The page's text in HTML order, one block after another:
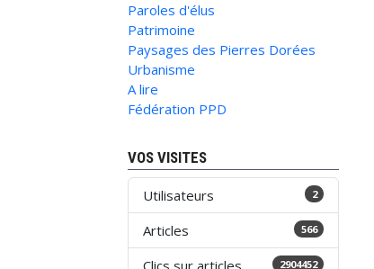
Paroles d'élus
Patrimoine
Paysages des Pierres Dorées
Urbanisme
A lire
Fédération PPD
VOS VISITES
Utilisateurs 2
Articles 566
Clics sur articles 2904452